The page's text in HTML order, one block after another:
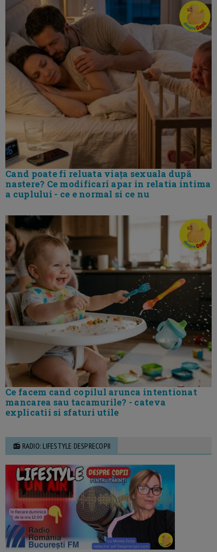
Cand poate fi reluata viața sexuala după
nastere? Ce modificari apar in relatia intima
a cuplului - ce e normal si ce nu
Ce facem cand copilul arunca intentionat
mancarea sau tacamurile? - cateva
explicatii si sfaturi utile
📻 RADIO: LIFESTYLE DESPRECOPII